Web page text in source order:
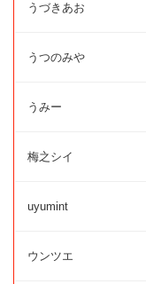
うづきあお
うつのみや
うみー
梅之シイ
uyumint
ウンツエ